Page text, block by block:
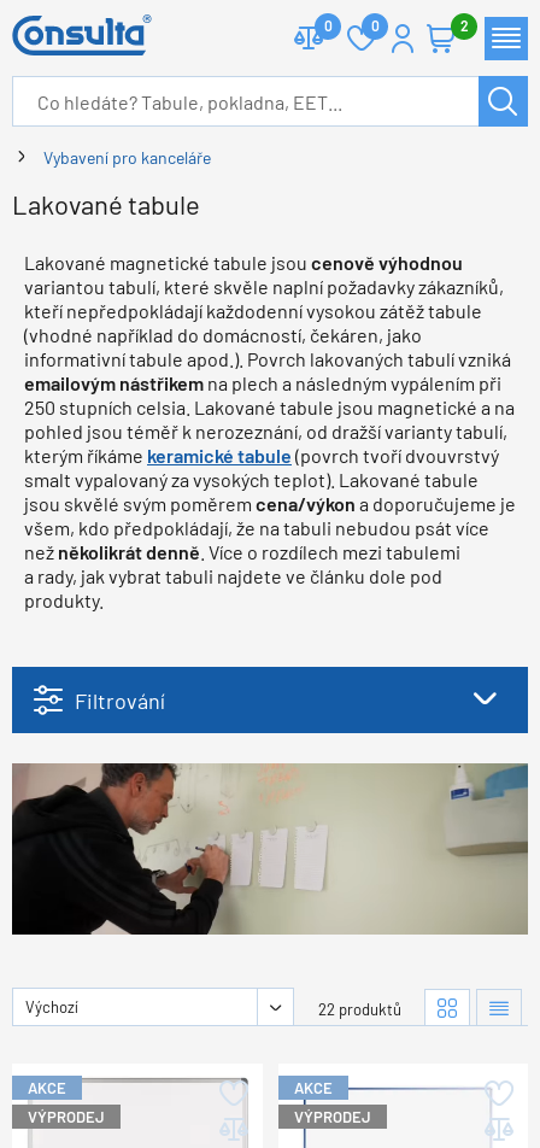
0 0 2
Vybavení pro kanceláře
Lakované tabule
Lakované magnetické tabule jsou cenově výhodnou
variantou tabulí, které skvěle naplní požadavky zákazníků,
kteří nepředpokládají každodenní vysokou zátěž tabule
(vhodné například do domácností, čekáren, jako
informativní tabule apod.). Povrch lakovaných tabulí vzniká
emailovým nástřikem na plech a následným vypálením při
250 stupních celsia. Lakované tabule jsou magnetické a na
pohled jsou téměř k nerozeznání, od dražší varianty tabulí,
kterým říkáme keramické tabule (povrch tvoří dvouvrstvý
smalt vypalovaný za vysokých teplot). Lakované tabule
jsou skvělé svým poměrem cena/výkon a doporučujeme je
všem, kdo předpokládají, že na tabuli nebudou psát více
než několikrát denně . Více o rozdílech mezi tabulemi
a rady, jak vybrat tabuli najdete ve článku dole pod
produkty.
Filtrování
Výchozí 22 produktů
AKCE
VÝPRODEJ
AKCE
VÝPRODEJ